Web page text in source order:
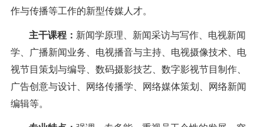
作与传播等工作的新型传媒人才。
主干课程： 新闻学原理、新闻采访与写作、电视新闻
学、广播新闻业务、电视播音与主持、电视摄像技术、电
视节目策划与编导、数码摄影技艺、数字影视节目制作、
广告创意与设计、网络传播学、网络媒体策划、网络新闻
编辑等。